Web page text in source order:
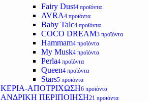
Fairy Dust4 προϊόντα
AVRA4 προϊόντα
Baby Talc4 προϊόντα
COCO DREAM3 προϊόντα
Hammam4 προϊόντα
My Musk4 προϊόντα
Perla4 προϊόντα
Queen4 προϊόντα
Stars5 προϊόντα
ΚΕΡΙΑ-ΑΠΟΤΡΙΧΩΣΗ6 προϊόντα
ΑΝΔΡΙΚΗ ΠΕΡΙΠΟΙΗΣΗ21 προϊόντα